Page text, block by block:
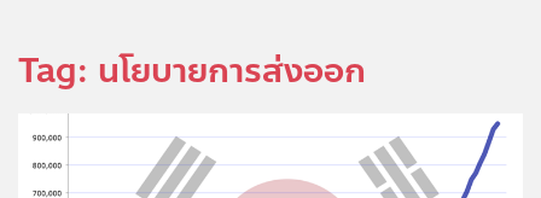
Tag: นโยบายการส่งออก